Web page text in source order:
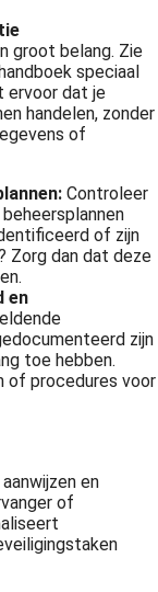
groot belang. Zie
speciaal
ervoor dat je
handelen, zonder
of
Controleer
of zijn
Zorg dan dat deze
en
zijn
toe hebben.
of procedures voor
en
of